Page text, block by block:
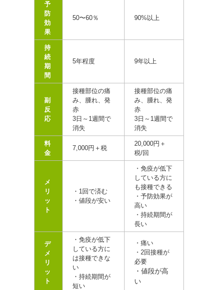
予
防
効
果
50〜60％ 90%以上
持
続
期
間
5年程度 9年以上
副
反
応
接種部位の痛
み、腫れ、発
赤
3日～1週間で
消失
接種部位の痛
み、腫れ、発
赤
3日～1週間で
消失
料
金
7,000円＋税
20,000円＋
税/回
メ
リ
ッ
ト
・1回で済む
・値段が安い
・免疫が低下
している方に
も接種できる
・予防効果が
高い
・持続期間が
長い
デ
メ
リ
ッ
ト
・免疫が低下
している方に
は接種できな
い
・持続期間が
短い
・痛い
・2回接種が
必要
・値段が高
い